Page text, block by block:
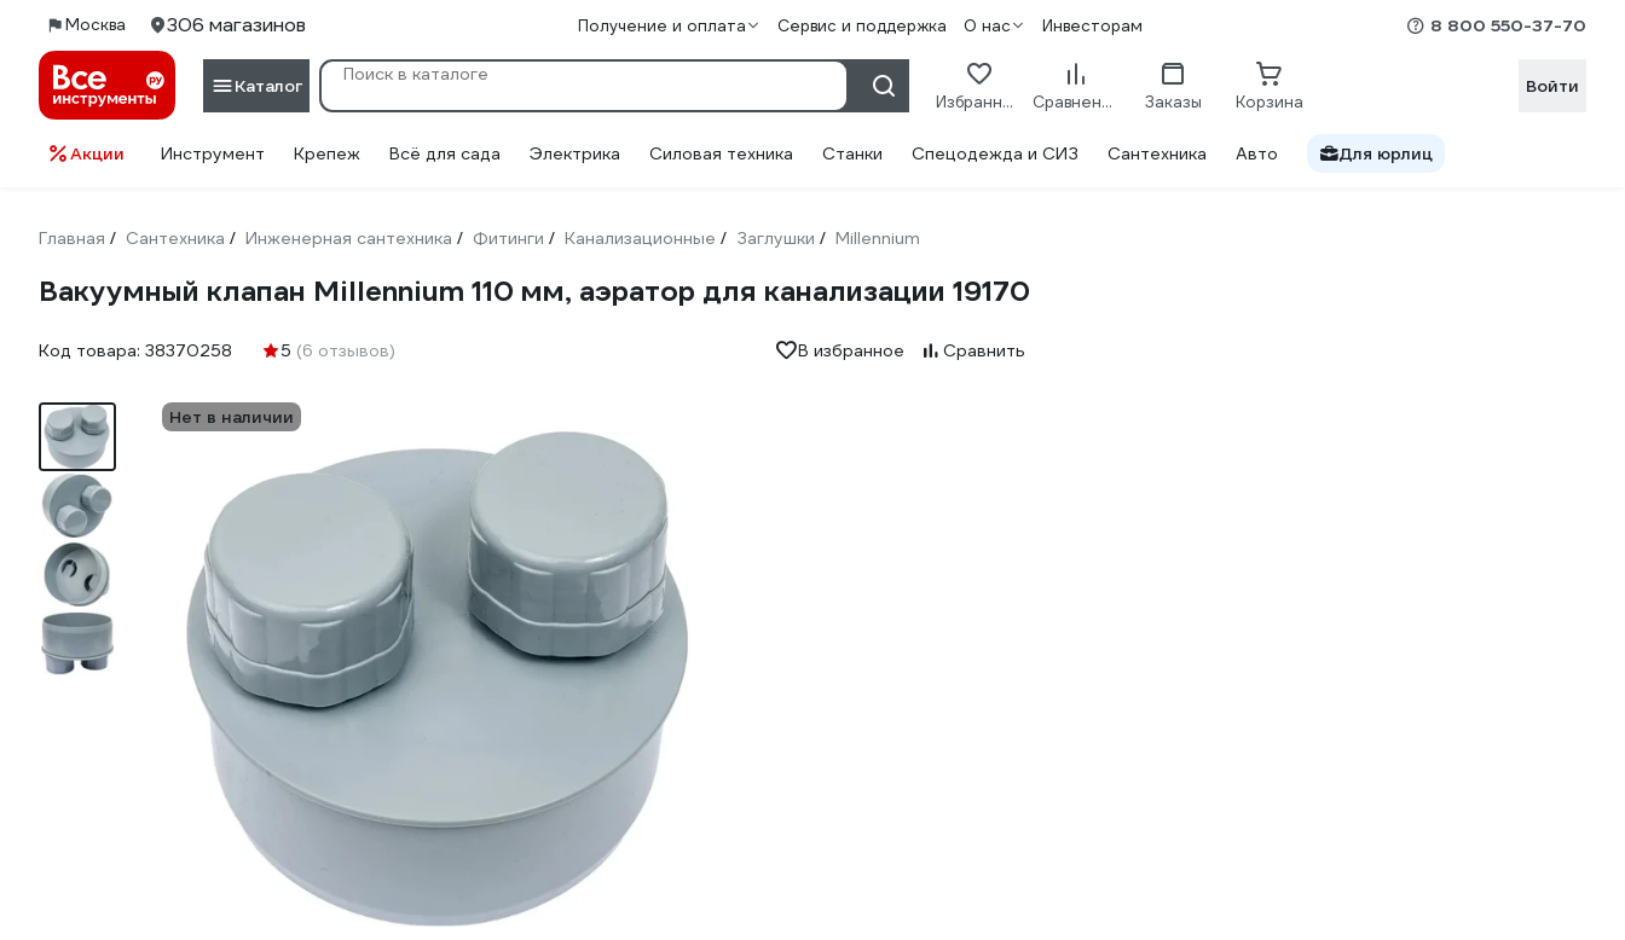
Москва 306 магазинов Получение и оплата Сервис и поддержка О нас Инвесторам 8 800 550-37-70
Каталог
Избранное Сравнение Заказы Корзина
Войти
Акции Инструмент Крепеж Всё для сада Электрика Силовая техника Станки Спецодежда и СИЗ Сантехника Авто Для юрлиц
Главная / Сантехника / Инженерная сантехника / Фитинги / Канализационные / Заглушки / Millennium
Вакуумный клапан Millennium 110 мм, аэратор для канализации 19170
Код товара: 38370258 5 (6 отзывов) В избранное Сравнить
Нет в наличии